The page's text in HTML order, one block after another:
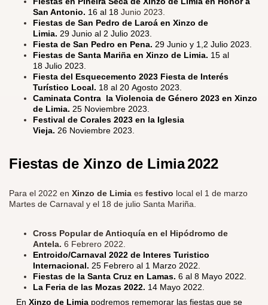
San Antonio. 16 al 18 Junio 2023.
Fiestas de San Pedro de Laroá en Xinzo de
Limia. 29 Junio al 2 Julio 2023.
Fiesta de San Pedro en Pena. 29 Junio y 1,2 Julio 2023.
Fiestas de Santa Mariña en Xinzo de Limia. 15 al
18 Julio 2023.
Fiesta del Esquecemento 2023 Fiesta de Interés
Turístico Local. 18 al 20 Agosto 2023.
Caminata Contra la Violencia de Género 2023 en Xinzo
de Limia. 25 Noviembre 2023.
Festival de Corales 2023 en la Iglesia
Vieja. 26 Noviembre 2023.
Fiestas de Xinzo de Limia2022
Para el 2022 en Xinzo de Limia es festivo local el 1 de marzo
Martes de Carnaval y el 18 de julio Santa Mariña.
Cross Popular de Antioquía en el Hipódromo de
Antela. 6 Febrero 2022.
Entroido/Carnaval 2022 de Interes Turistico
Internacional. 25 Febrero al 1 Marzo 2022.
Fiestas de la Santa Cruz en Lamas. 6 al 8 Mayo 2022.
La Feria de las Mozas 2022. 14 Mayo 2022.
En Xinzo de Limia podremos rememorar las fiestas que se